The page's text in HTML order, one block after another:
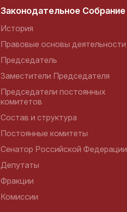
Законодательное Собрание
История
Правовые основы деятельности
Председатель
Заместители Председателя
Председатели постоянных
комитетов
Состав и структура
Постоянные комитеты
Сенатор Российской Федерации
Депутаты
Фракции
Комиссии